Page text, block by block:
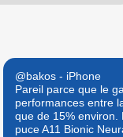
@bakos - iPhone
Pareil parce que le
performances entre
que de 15% environ.
puce A11 Bionic